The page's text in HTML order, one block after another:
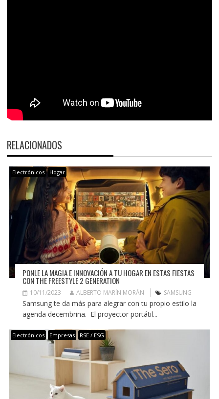
RELACIONADOS
Electrónicos Hogar
PONLE LA MAGIA E INNOVACIÓN A TU HOGAR EN ESTAS FIESTAS
CON THE FREESTYLE 2 GENERATION
10/11/2023 ALBERTO MARÍN MORÁN SAMSUNG
Samsung te da más para alegrar con tu propio estilo la
agenda decembrina. El proyector portátil...
Electrónicos Empresas RSE / ESG